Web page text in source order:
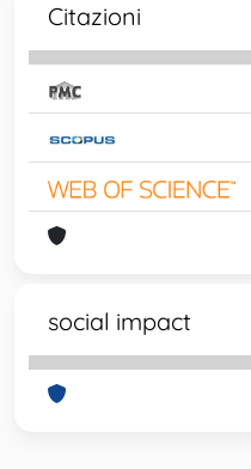
Citazioni
social impact